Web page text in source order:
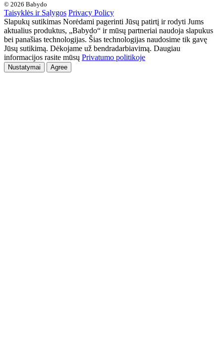
© 2026 Babydo
Taisyklės ir Sąlygos Privacy Policy
Slapukų sutikimas Norėdami pagerinti Jūsų patirtį ir rodyti Jums
aktualius produktus, „Babydo“ ir mūsų partneriai naudoja slapukus
bei panašias technologijas. Šias technologijas naudosime tik gavę
Jūsų sutikimą. Dėkojame už bendradarbiavimą. Daugiau
informacijos rasite mūsų Privatumo politikoje
Nustatymai Agree